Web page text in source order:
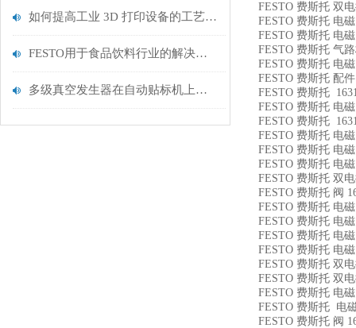
如何提高工业 3D 打印设备的工艺可靠性和生产率
FESTO用于食品饮料行业的解决方案
多级真空发生器在自动贴标机上的应用
FESTO 费斯托 双
FESTO 费斯托 电
FESTO 费斯托 电
FESTO 费斯托 气
FESTO 费斯托 电
FESTO 费斯托 配
FESTO 费斯托
FESTO 费斯托 电
FESTO 费斯托
FESTO 费斯托 电
FESTO 费斯托 电
FESTO 费斯托 电
FESTO 费斯托 双
FESTO 费斯托 阀
FESTO 费斯托 电
FESTO 费斯托 电
FESTO 费斯托 电
FESTO 费斯托 电
FESTO 费斯托 双
FESTO 费斯托 双
FESTO 费斯托 电
FESTO 费斯托 电
FESTO 费斯托 阀